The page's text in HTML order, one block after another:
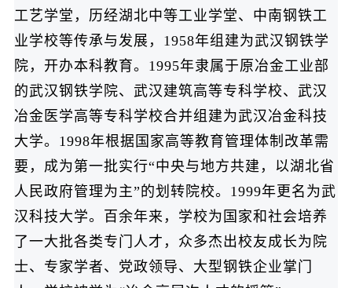
工艺学堂，历经湖北中等工业学堂、中南钢铁工
业学校等传承与发展，1958年组建为武汉钢铁学
院，开办本科教育。1995年隶属于原冶金工业部
的武汉钢铁学院、武汉建筑高等专科学校、武汉
冶金医学高等专科学校合并组建为武汉冶金科技
大学。1998年根据国家高等教育管理体制改革需
要，成为第一批实行“中央与地方共建，以湖北省
人民政府管理为主”的划转院校。1999年更名为武
汉科技大学。百余年来，学校为国家和社会培养
了一大批各类专门人才，众多杰出校友成长为院
士、专家学者、党政领导、大型钢铁企业掌门